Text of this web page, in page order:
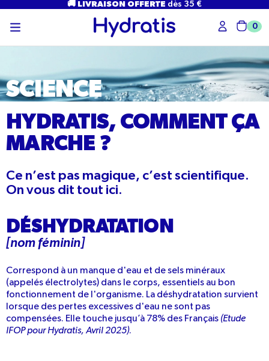
CONTENU
🚚 LIVRAISON OFFERTE dès 35 €
0
SCIENCE
HYDRATIS, COMMENT ÇA
MARCHE ?
Ce n’est pas magique, c’est scientifique.
On vous dit tout ici.
DÉSHYDRATATION
[nom féminin]
Correspond à un manque d'eau et de sels minéraux
(appelés électrolytes) dans le corps, essentiels au bon
fonctionnement de l'organisme. La déshydratation survient
lorsque des pertes excessives d'eau ne sont pas
compensées. Elle touche jusqu’à 78% des Français (Etude
IFOP pour Hydratis, Avril 2025).